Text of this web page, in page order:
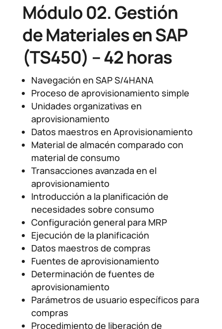
Módulo 02. Gestión
de Materiales en SAP
(TS450) – 42 horas
Navegación en SAP S/4HANA
Proceso de aprovisionamiento simple
Unidades organizativas en
aprovisionamiento
Datos maestros en Aprovisionamiento
Material de almacén comparado con
material de consumo
Transacciones avanzada en el
aprovisionamiento
Introducción a la planificación de
necesidades sobre consumo
Configuración general para MRP
Ejecución de la planificación
Datos maestros de compras
Fuentes de aprovisionamiento
Determinación de fuentes de
aprovisionamiento
Parámetros de usuario específicos para
compras
Procedimiento de liberación de